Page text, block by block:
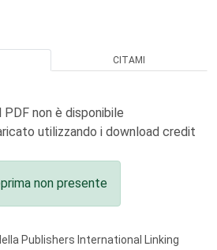
CITAMI
non è disponibile
utilizzando i download credit
non presente
Publishers International Linking